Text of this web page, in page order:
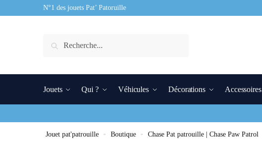
N°1 des jouets Pat’ Patoruille
Recherche
Jouets Qui ? Véhicules Décorations Accessoires
Jouet pat'patrouille » Boutique » Chase Pat patrouille | Chase Paw Patrol